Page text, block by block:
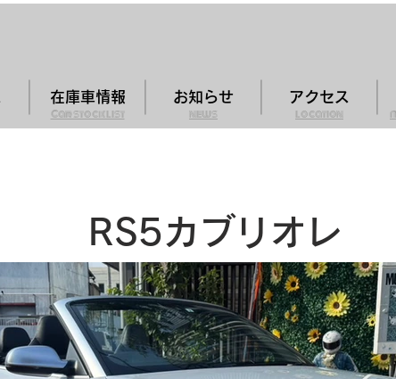
在庫車情報
Car stock list
お知らせ
news
アクセス
location
RS5カブリオレ